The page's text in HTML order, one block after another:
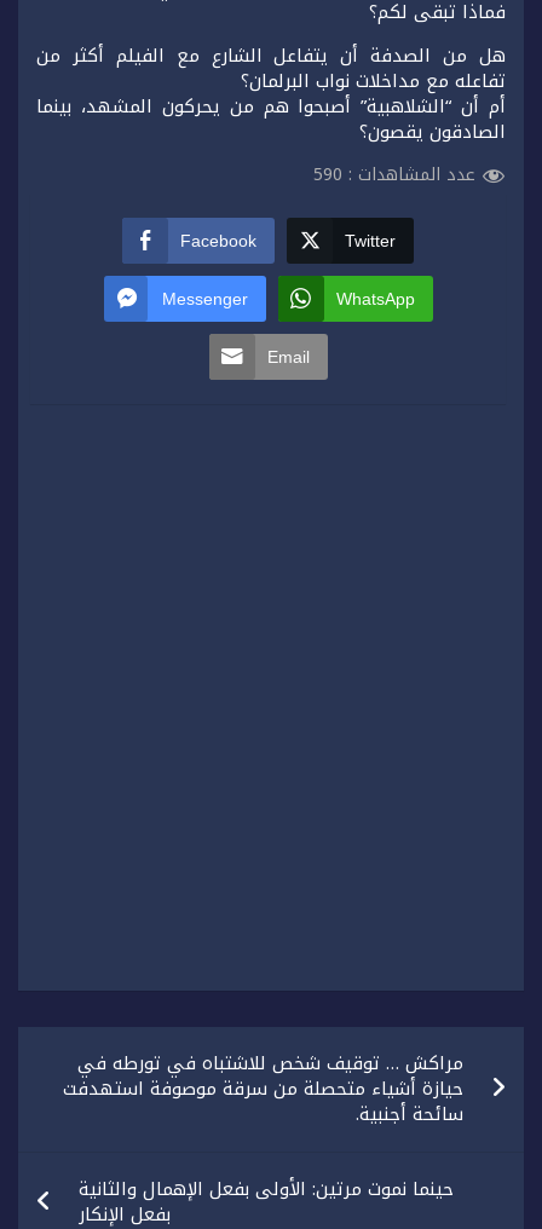
فماذا تبقى لكم؟
هل من الصدفة أن يتفاعل الشارع مع الفيلم أكثر من
تفاعله مع مداخلات نواب البرلمان؟
أم أن “الشلاهبية” أصبحوا هم من يحركون المشهد، بينما
الصادقون يقصون؟
عدد المشاهدات : 590
Facebook Twitter
Messenger WhatsApp
Email
تصفّح
المقالاتمراكش … توقيف شخص للاشتباه في تورطه في
حيازة أشياء متحصلة من سرقة موصوفة استهدفت
سائحة أجنبية.
حينما نموت مرتين: الأولى بفعل الإهمال والثانية
بفعل الإنكار